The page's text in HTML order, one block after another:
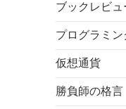
ブックレビュ
プログラミン
仮想通貨
勝負師の格言